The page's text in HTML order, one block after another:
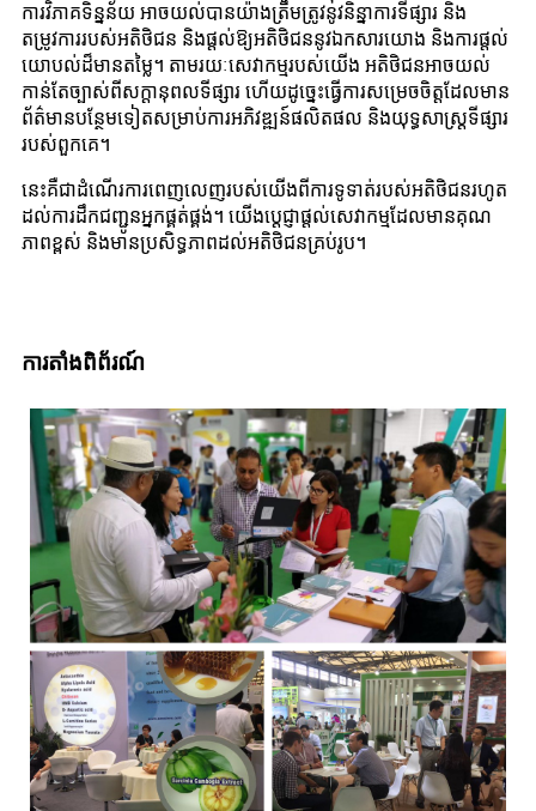
ការវិភាគទិន្នន័យ អាចយល់បានយ៉ាងត្រឹមត្រូវនូវនិន្នាការទីផ្សារ និង
តម្រូវការរបស់អតិថិជន និងផ្តល់ឱ្យអតិថិជននូវឯកសារយោង និងការផ្តល់
យោបល់ដ៏មានតម្លៃ។ តាមរយៈសេវាកម្មរបស់យើង អតិថិជនអាចយល់
កាន់តែច្បាស់ពីសក្ដានុពលទីផ្សារ ហើយដូច្នេះធ្វើការសម្រេចចិត្តដែលមាន
ព័ត៌មានបន្ថែមទៀតសម្រាប់ការអភិវឌ្ឍន៍ផលិតផល និងយុទ្ធសាស្ត្រទីផ្សារ
របស់ពួកគេ។
នេះគឺជាដំណើរការពេញលេញរបស់យើងពីការទូទាត់របស់អតិថិជនរហូត
ដល់ការដឹកជញ្ជូនអ្នកផ្គត់ផ្គង់។ យើងប្តេជ្ញាផ្តល់សេវាកម្មដែលមានគុណ
ភាពខ្ពស់ និងមានប្រសិទ្ធភាពដល់អតិថិជនគ្រប់រូប។
ការតាំងពិព័រណ៍